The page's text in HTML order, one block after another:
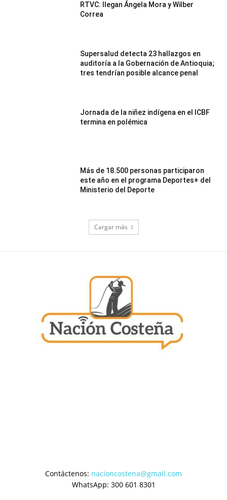
RTVC: llegan Ángela Mora y Wilber
Correa
Supersalud detecta 23 hallazgos en
auditoría a la Gobernación de Antioquia;
tres tendrían posible alcance penal
Jornada de la niñez indígena en el ICBF
termina en polémica
Más de 18.500 personas participaron
este año en el programa Deportes+ del
Ministerio del Deporte
Cargar más
Contáctenos: nacioncostena@gmail.com
WhatsApp: 300 601 8301